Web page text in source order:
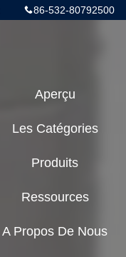
86-532-80792500
Aperçu
Les Catégories
Produits
Ressources
A Propos De Nous